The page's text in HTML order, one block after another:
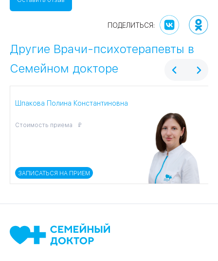
Другие Врачи-психотерапевты в
Семейном докторе
Шпакова Полина Константиновна
Стоимость приема
ЗАПИСАТЬСЯ НА ПРИЕМ